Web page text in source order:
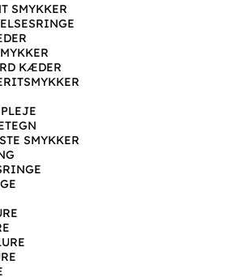
SMYKKER
KÆDER
SMYKKER